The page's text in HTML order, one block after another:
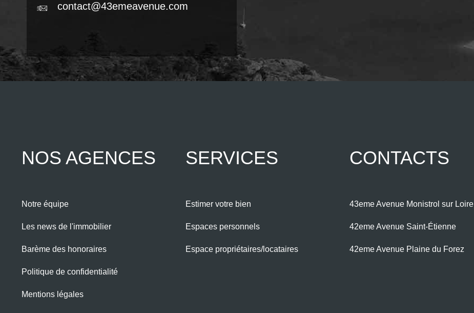
contact@43emeavenue.com
NOS AGENCES
Notre équipe
Les news de l'immobilier
Barème des honoraires
Politique de confidentialité
Mentions légales
SERVICES
Estimer votre bien
Espaces personnels
Espace propriétaires/locataires
CONTACTS
43eme Avenue Monistrol sur Loire
42eme Avenue Saint-Étienne
42eme Avenue Plaine du Forez